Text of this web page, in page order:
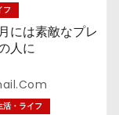
フ
には素敵なプレ
人に
活・ライフ